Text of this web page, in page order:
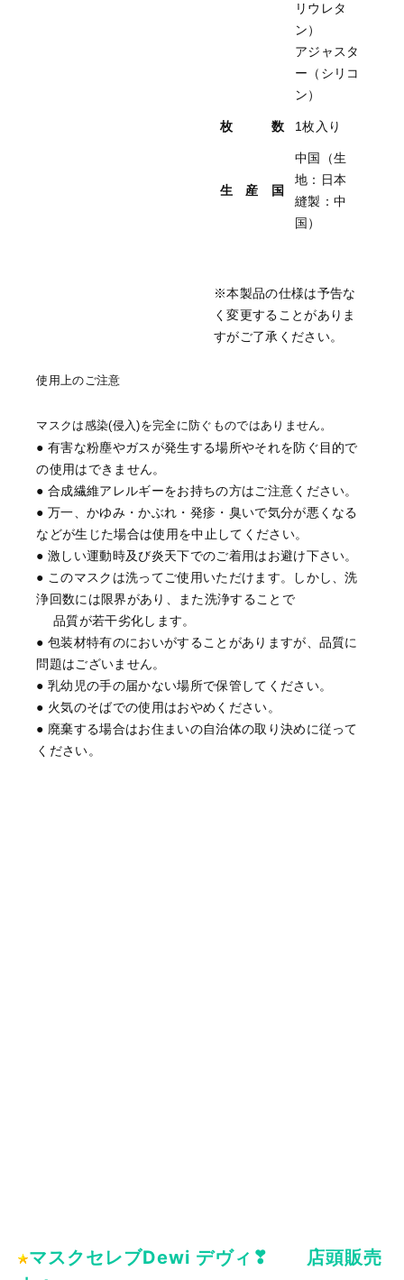
リウレタ
ン）
アジャスタ
ー（シリコ
ン）
枚 数 1枚入り
生 産 国
中国（生
地：日本
縫製：中
国）
※本製品の仕様は予告な
く変更することがありま
すがご了承ください。
使用上のご注意
マスクは感染(侵入)を完全に防ぐものではありません。
● 有害な粉塵やガスが発生する場所やそれを防ぐ目的で
の使用はできません。
● 合成繊維アレルギーをお持ちの方はご注意ください。
● 万一、かゆみ・かぶれ・発疹・臭いで気分が悪くなる
などが生じた場合は使用を中止してください。
● 激しい運動時及び炎天下でのご着用はお避け下さい。
● このマスクは洗ってご使用いただけます。しかし、洗
浄回数には限界があり、また洗浄することで
品質が若干劣化します。
● 包装材特有のにおいがすることがありますが、品質に
問題はございません。
● 乳幼児の手の届かない場所で保管してください。
● 火気のそばでの使用はおやめください。
● 廃棄する場合はお住まいの自治体の取り決めに従って
ください。
マスクセレブDewi デヴィ❣ 店頭販売